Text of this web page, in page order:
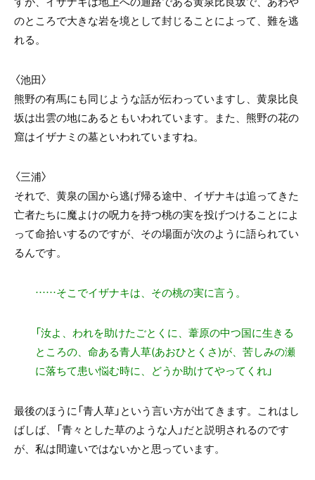
のところで大きな岩を境として封じることによって、難を逃
れる。
〈池田〉
熊野の有馬にも同じような話が伝わっていますし、黄泉比良
坂は出雲の地にあるともいわれています。また、熊野の花の
窟はイザナミの墓といわれていますね。
〈三浦〉
それで、黄泉の国から逃げ帰る途中、イザナキは追ってきた
亡者たちに魔よけの呪力を持つ桃の実を投げつけることによ
って命拾いするのですが、その場面が次のように語られてい
るんです。
……そこでイザナキは、その桃の実に言う。
「汝よ、われを助けたごとくに、葦原の中つ国に生きる
ところの、命ある青人草(あおひとくさ)が、苦しみの瀬
に落ちて患い悩む時に、どうか助けてやってくれ」
最後のほうに「青人草」という言い方が出てきます。これはし
ばしば、「青々とした草のような人」だと説明されるのです
が、私は間違いではないかと思っています。